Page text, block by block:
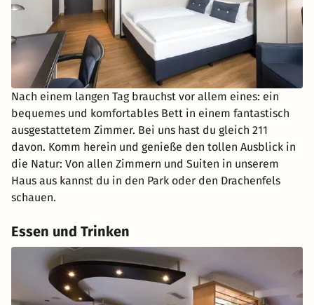
Nach einem langen Tag brauchst vor allem eines: ein
bequemes und komfortables Bett in einem fantastisch
ausgestattetem Zimmer. Bei uns hast du gleich 211
davon. Komm herein und genieße den tollen Ausblick in
die Natur: Von allen Zimmern und Suiten in unserem
Haus aus kannst du in den Park oder den Drachenfels
schauen.
Essen und Trinken